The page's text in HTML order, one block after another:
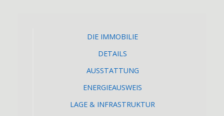
DIE IMMOBILIE
DETAILS
AUSSTATTUNG
ENERGIEAUSWEIS
LAGE & INFRASTRUKTUR